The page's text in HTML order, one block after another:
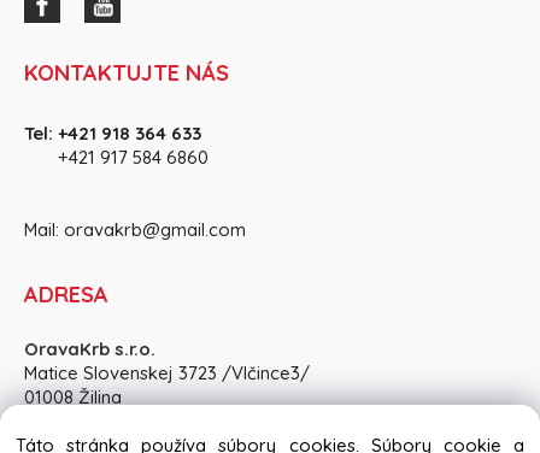
KONTAKTUJTE NÁS
Tel: +421 918 364 633
+421 917 584 6860
Mail: oravakrb@gmail.com
ADRESA
OravaKrb s.r.o.
Matice Slovenskej 3723 /Vlčince3/
01008 Žilina
Pon-Pia: 8:30 - 15:00, So: po dohode
Táto stránka používa súbory cookies. Súbory cookie a